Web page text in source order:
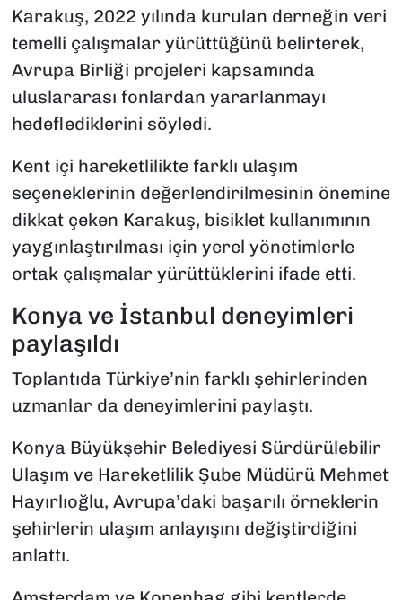
Karakuş, 2022 yılında kurulan derneğin veri
temelli çalışmalar yürüttüğünü belirterek,
Avrupa Birliği projeleri kapsamında
uluslararası fonlardan yararlanmayı
hedeflediklerini söyledi.
Kent içi hareketlilikte farklı ulaşım
seçeneklerinin değerlendirilmesinin önemine
dikkat çeken Karakuş, bisiklet kullanımının
yaygınlaştırılması için yerel yönetimlerle
ortak çalışmalar yürüttüklerini ifade etti.
Konya ve İstanbul deneyimleri
paylaşıldı
Toplantıda Türkiye’nin farklı şehirlerinden
uzmanlar da deneyimlerini paylaştı.
Konya Büyükşehir Belediyesi Sürdürülebilir
Ulaşım ve Hareketlilik Şube Müdürü Mehmet
Hayırlıoğlu, Avrupa’daki başarılı örneklerin
şehirlerin ulaşım anlayışını değiştirdiğini
anlattı.